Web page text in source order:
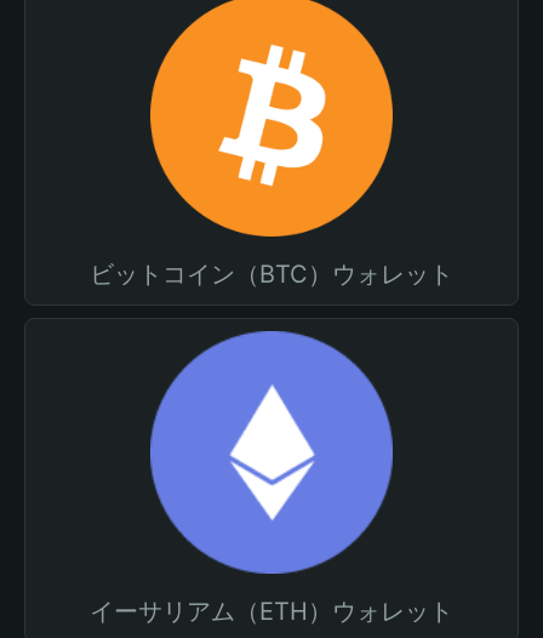
ビットコイン（BTC）ウォレット
イーサリアム（ETH）ウォレット